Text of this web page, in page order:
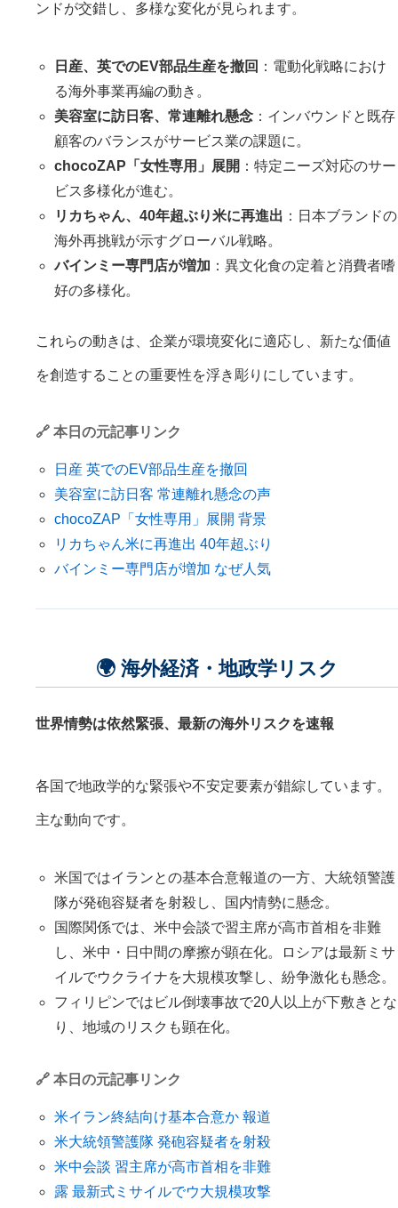
ンドが交錯し、多様な変化が見られます。
日産、英でのEV部品生産を撤回 ：電動化戦略におけ
る海外事業再編の動き。
美容室に訪日客、常連離れ懸念：インバウンドと既存
顧客のバランスがサービス業の課題に。
chocoZAP「女性専用」展開 ：特定ニーズ対応のサー
ビス多様化が進む。
リカちゃん、40年超ぶり米に再進出 ：日本ブランドの
海外再挑戦が示すグローバル戦略。
バインミー専門店が増加 ：異文化食の定着と消費者嗜
好の多様化。
これらの動きは、企業が環境変化に適応し、新たな価値
を創造することの重要性を浮き彫りにしています。
🔗 本日の元記事リンク
日産 英でのEV部品生産を撤回
美容室に訪日客 常連離れ懸念の声
chocoZAP「女性専用」展開 背景
リカちゃん米に再進出 40年超ぶり
バインミー専門店が増加 なぜ人気
🌍 海外経済・地政学リスク
世界情勢は依然緊張、最新の海外リスクを速報
各国で地政学的な緊張や不安定要素が錯綜しています。
主な動向です。
米国ではイランとの基本合意報道の一方、大統領警護
隊が発砲容疑者を射殺し、国内情勢に懸念。
国際関係では、米中会談で習主席が高市首相を非難
し、米中・日中間の摩擦が顕在化。ロシアは最新ミサ
イルでウクライナを大規模攻撃し、紛争激化も懸念。
フィリピンではビル倒壊事故で20人以上が下敷きとな
り、地域のリスクも顕在化。
🔗 本日の元記事リンク
米イラン終結向け基本合意か 報道
米大統領警護隊 発砲容疑者を射殺
米中会談 習主席が高市首相を非難
露 最新式ミサイルでウ大規模攻撃